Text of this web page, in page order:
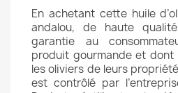
En achetant cette huile
andalou, de haute
garantie au
produit gourmande et dont
les oliviers de leurs
est contrôlé par